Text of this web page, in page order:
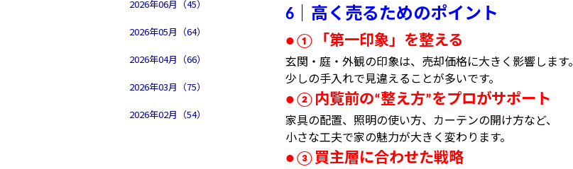
2026年06月（45）
2026年05月（64）
2026年04月（66）
2026年03月（75）
2026年02月（54）
6 ｜高く売るためのポイント
●① 「第一印象」を整える
玄関・庭・外観の印象は、売却価格に大きく影響します。
少しの手入れで見違えることが多いです。
●② 内覧前の“整え方”をプロがサポート
家具の配置、照明の使い方、カーテンの開け方など、
小さな工夫で家の魅力が大きく変わります。
●③ 買主層に合わせた戦略